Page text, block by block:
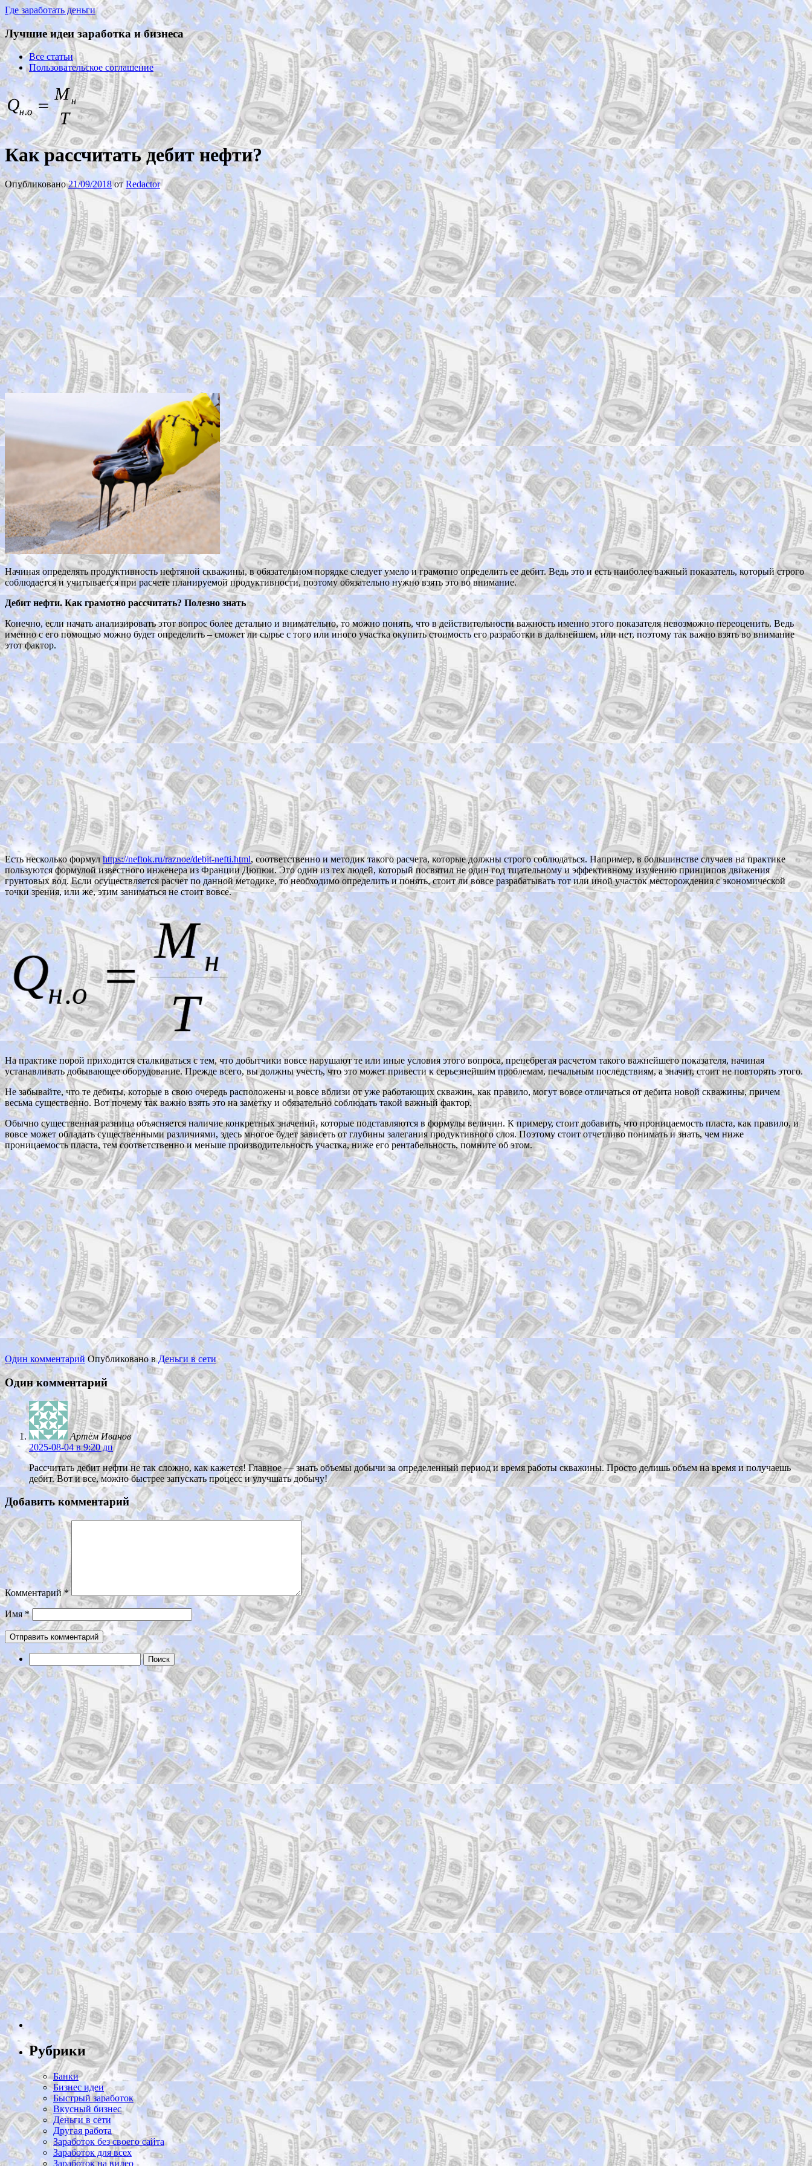
Где заработать деньги
Лучшие идеи заработка и бизнеса
Все статьи
Пользовательское соглашение
Как рассчитать дебит нефти?
Опубликовано21/09/2018 отRedactor
Начиная определять продуктивность нефтяной скважины, в обязательном порядке следует умело и грамотно определить ее дебит. Ведь это и есть наиболее важный показатель, который строго
соблюдается и учитывается при расчете планируемой продуктивности, поэтому обязательно нужно взять это во внимание.
Дебит нефти. Как грамотно рассчитать? Полезно знать
Конечно, если начать анализировать этот вопрос более детально и внимательно, то можно понять, что в действительности важность именно этого показателя невозможно переоценить. Ведь
именно с его помощью можно будет определить – сможет ли сырье с того или иного участка окупить стоимость его разработки в дальнейшем, или нет, поэтому так важно взять во внимание
этот фактор.
Есть несколько формул https://neftok.ru/raznoe/debit-nefti.html, соответственно и методик такого расчета, которые должны строго соблюдаться. Например, в большинстве случаев на практике
пользуются формулой известного инженера из Франции Дюпюи. Это один из тех людей, который посвятил не один год тщательному и эффективному изучению принципов движения
грунтовых вод. Если осуществляется расчет по данной методике, то необходимо определить и понять, стоит ли вовсе разрабатывать тот или иной участок месторождения с экономической
точки зрения, или же, этим заниматься не стоит вовсе.
На практике порой приходится сталкиваться с тем, что добытчики вовсе нарушают те или иные условия этого вопроса, пренебрегая расчетом такого важнейшего показателя, начиная
устанавливать добывающее оборудование. Прежде всего, вы должны учесть, что это может привести к серьезнейшим проблемам, печальным последствиям, а значит, стоит не повторять этого.
Не забывайте, что те дебиты, которые в свою очередь расположены и вовсе вблизи от уже работающих скважин, как правило, могут вовсе отличаться от дебита новой скважины, причем
весьма существенно. Вот почему так важно взять это на заметку и обязательно соблюдать такой важный фактор.
Обычно существенная разница объясняется наличие конкретных значений, которые подставляются в формулы величин. К примеру, стоит добавить, что проницаемость пласта, как правило, и
вовсе может обладать существенными различиями, здесь многое будет зависеть от глубины залегания продуктивного слоя. Поэтому стоит отчетливо понимать и знать, чем ниже
проницаемость пласта, тем соответственно и меньше производительность участка, ниже его рентабельность, помните об этом.
Один комментарий Опубликовано вДеньги в сети
Один комментарий
Артём Иванов
2025-08-04в 9:20 дп
Рассчитать дебит нефти не так сложно, как кажется! Главное — знать объемы добычи за определенный период и время работы скважины. Просто делишь объем на время и получаешь
дебит. Вот и все, можно быстрее запускать процесс и улучшать добычу!
Добавить комментарий
Комментарий*
Имя*
Рубрики
Банки
Бизнес идеи
Быстрый заработок
Вкусный бизнес
Деньги в сети
Другая работа
Заработок без своего сайта
Заработок для всех
Заработок на видео